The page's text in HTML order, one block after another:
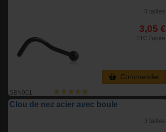
SBN001
3 tailles
3,05 €
TTC l'unite
Commander
Clou de nez acier avec boule
3 tailles